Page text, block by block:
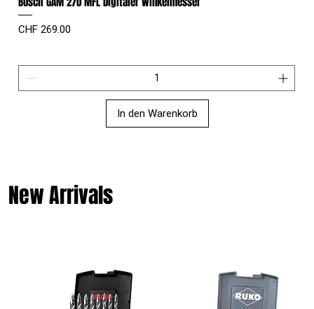
New Arrivals
Preis
CHF 269.00
In den Warenkorb